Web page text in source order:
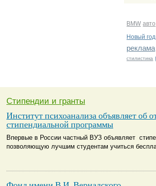
BMW авто
Новый год
реклама
стилистика
Стипендии и гранты
Институт психоанализа объявляет об
стипендиальной программы
Впервые в России частный ВУЗ объявляет
позволяющую лучшим студентам учиться